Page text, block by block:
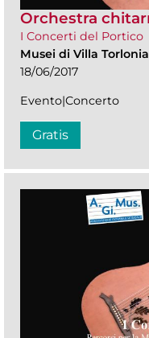
Orchestra
I Concerti del Portico
Musei di Villa Torlonia
18/06/2017
Evento|Concerto
Gratis